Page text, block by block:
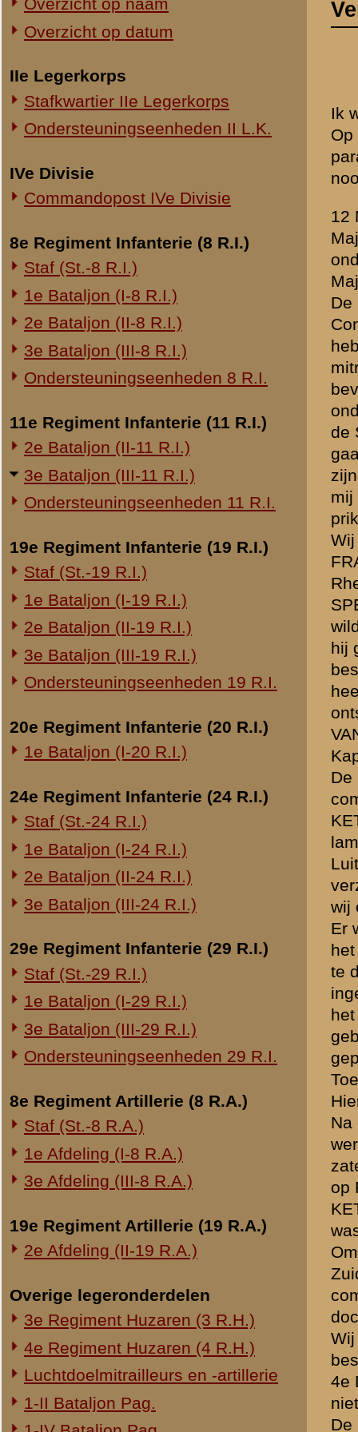
Commandopost IVe Divisie
8e Regiment Infanterie (8 R.I.)
1e Bataljon (I-8 R.I.)
2e Bataljon (II-8 R.I.)
3e Bataljon (III-8 R.I.)
Ondersteuningseenheden 8 R.I.
2e Bataljon (II-11 R.I.)
3e Bataljon (III-11 R.I.)
19e Regiment Infanterie (19 R.I.)
Staf (St.-19 R.I.)
1e Bataljon (I-19 R.I.)
2e Bataljon (II-19 R.I.)
3e Bataljon (III-19 R.I.)
Ondersteuningseenheden 19 R.I.
1e Bataljon (I-20 R.I.)
Staf (St.-24 R.I.)
1e Bataljon (I-24 R.I.)
3e Bataljon (III-24 R.I.)
29e Regiment Infanterie (29 R.I.)
1e Bataljon (I-29 R.I.)
3e Bataljon (III-29 R.I.)
Ondersteuningseenheden 29 R.I.
Staf (St.-8 R.A.)
1e Afdeling (I-8 R.A.)
3e Afdeling (III-8 R.A.)
Overige legeronderdelen
3e Regiment Huzaren (3 R.H.)
Luchtdoelmitrailleurs en -artillerie
1-II Bataljon Pag.
1-IV Bataljon Pag.
4e Compagnie Pioniers (4 C.P.)
4e Mitrailleurcompagnie (4 M.C.)
4-II Auto Bataljon
11e Grens Bataljon (11 G.B.)
1e Bataljon (I-46 R.I.)
Overige artillerie-onderdelen
Rijnbatterij
1e Afdeling (I-15 R.A.)
2e Artillerie Meet Compagnie
Onderwerp gerelateerd
Opblazen spoorbrug bij Rhenen
Onderzoek Ouwehand
Pfeifpatronen
Inspectietochten C.V. 1940
Strafprocessen 1941-1942
12 Mei werd ons
Commando van Kapitein
hebben wij in de
mitrailleurs opgesteld. Dit
bevel om achterwaarts
onder andere aan
de School Reserve
gaan naar het
zijn. Ik ben daar
mij daar gemeld bij
prikkeldraad de
Wij hebben ons verder
FRANSSEN ons heeft
Rhenen. Wij lagen
SPEK en Kapitein
wilde organiseeren,
hij geen contact meer
beschieting van duitsche
heel stel menschen
ontstond een gevecht
VAN DER SPEK raakten
Kapitein was verzuimd de
De rest van mijn
commando van mijn
KETELAAR van de zware
lamp waardoor hij kon
Luitenant VAN DEN
verzamelden wij ons
wij orde te krijgen in de
Er was geen orde in te
het eenige was om te
te doen, en zijn
ingesteld. Na eenige uren
het viaduct lag. De zware
gebleven. Later hoorde
geprobeerd achter het
Toen Luitenant VAN
Hierna zijn wij uit het
Na eenige tijd kwam hij
werd. Hij kon niet over
zaten. Hij kon geen
op Remmerden. Wij
KETELAAR heb ik niet
Om plm. 7 of 8 uur 13
Zuiden van de kunstweg.
commandopost van de
Wij hebben hier nog
beschieten een punt 2 à
4e Divisie lag, hetgeen
niet werd geraakt. Later
De Militaire Politie ving
te trekken op
Kruispunt Elst, die mij
Oost van Elst aan
mijn onderdeel was.
commandant van het 4e
werden wij opgevangen
hoorde ik dat deze was
een verkenning te
oostelijke rand van
gekomen zijn bij de
artilleriestelling gezien
BOOGERD verder op
gelaten. Wij zijn geen
Amerongen. De Kapitein
een zendelingenhuis. Bij
Hier ontmoette ik
waterlinie. Wij zijn toen
aan via Nederlangbroek
weg mochten terug
Utrecht aan. Hier heb ik
VERMEULEN was er
gegaan waar wij
verzamelen in Vreeswijk,
Betreffende VAN DEN
Betreffende Sergeant
Dit vind ik buitengewoon
Volgens het verslag dat
Liemburg was, daar
Sergeant Liemburg zou
Opgem. door: J.v.d.B.
Brondocument 1
Verklaring van